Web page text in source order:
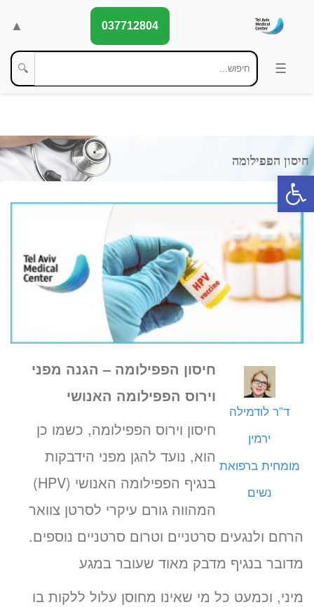
פתח סרגל נגישות
▲ 037712804
🔍
ד”ר לודמילה
ירמין
מומחית ברפואת
נשים
חיסון הפפילומה – הגנה מפני
וירוס הפפילומה האנושי
חיסון וירוס הפפילומה, כשמו כן
הוא, נועד להגן מפני הידבקות
בנגיף הפפילומה האנושי (HPV)
המהווה גורם עיקרי לסרטן צוואר
הרחם ולנגעים סרטניים וטרום סרטניים נוספים.
מדובר בנגיף מדבק מאוד שעובר במגע
מיני, וכמעט כל מי שאינו מחוסן עלול ללקות בו